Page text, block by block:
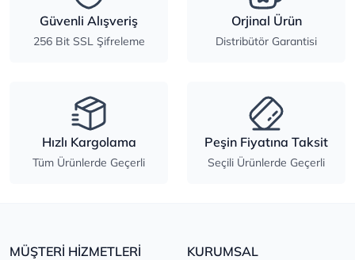
Güvenli Alışveriş
256 Bit SSL Şifreleme
Orjinal Ürün
Distribütör Garantisi
Hızlı Kargolama
Tüm Ürünlerde Geçerli
Peşin Fiyatına Taksit
Seçili Ürünlerde Geçerli
MÜŞTERİ HİZMETLERİ KURUMSAL